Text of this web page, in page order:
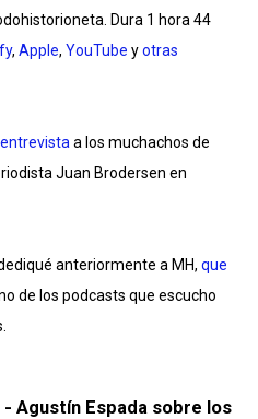
Dura 1 hora 44
, Apple, YouTube yotras
a los muchachos de
Juan Brodersen en
anteriormente a MH, que
de los podcasts que escucho
Agustín Espada sobre los